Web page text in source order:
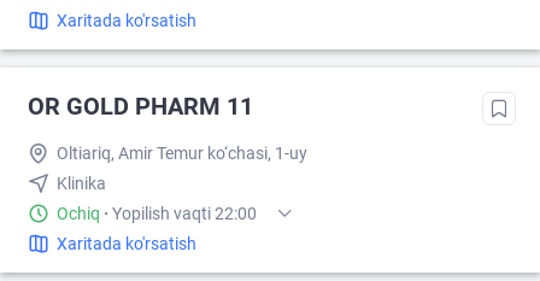
Xaritada ko'rsatish
OR GOLD PHARM 11
Oltiariq, Amir Temur ko‘chasi, 1-uy
Klinika
Ochiq · Yopilish vaqti 22:00
Xaritada ko'rsatish